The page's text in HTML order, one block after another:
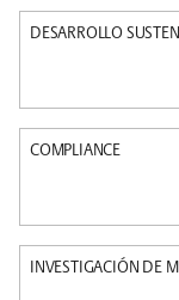
DESARROLLO
COMPLIANCE
INVESTIGACIÓN DE